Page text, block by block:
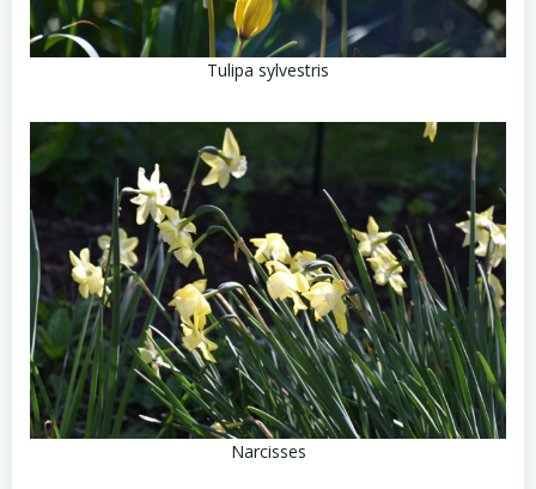
Tulipa sylvestris
Narcisses